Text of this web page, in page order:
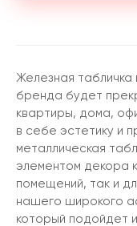
Железная табличка
бренда будет
квартиры, дома,
в себе эстетику и
металлическая
элементом декора
помещений, так и
нашего широкого
который подойдет